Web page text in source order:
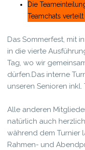
Die
Teamchats verteilt
Das Sommerfest, mit
in die vierte
Tag, wo wir
dürfen.Das interne
unseren Senioren inkl.
Alle anderen
natürlich auch
während dem Turnier
Rahmen- und